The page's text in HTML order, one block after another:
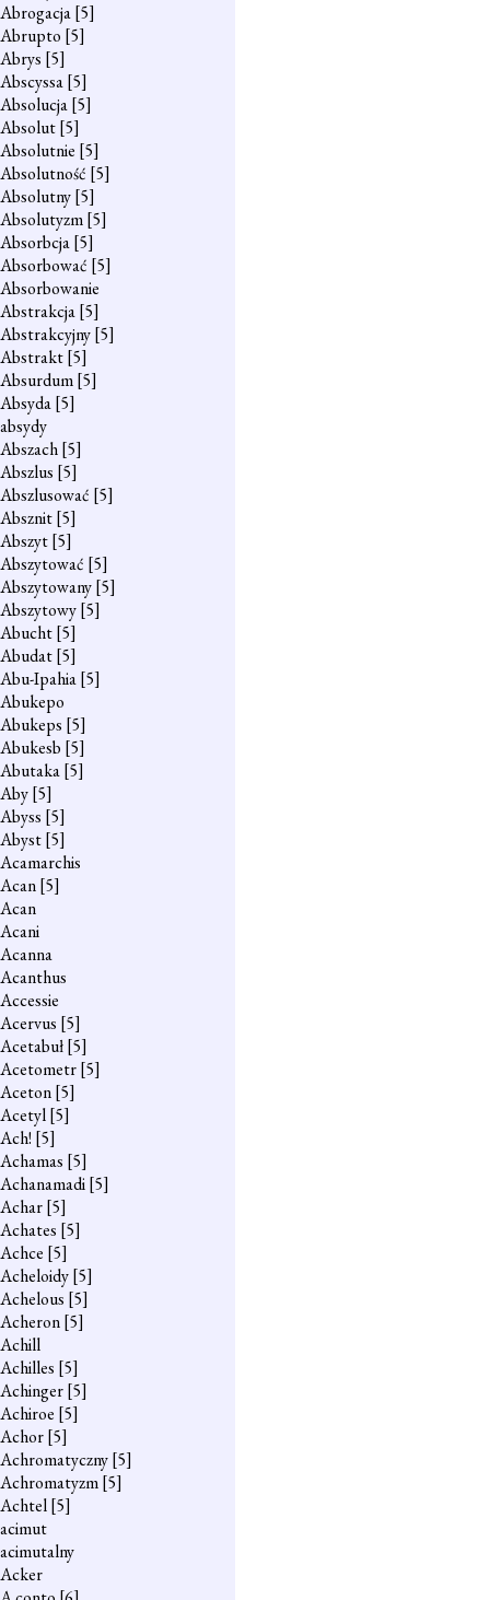
Abrogacja[5]
Abrupto [5]
Abrys [5]
Abscyssa[5]
Absolucja[5]
Absolut[5]
Absolutnie [5]
Absolutność [5]
Absolutny[5]
Absolutyzm[5]
Absorbcja[5]
Absorbować [5]
Absorbowanie
Abstrakcja[5]
Abstrakcyjny[5]
Abstrakt[5]
Absurdum[5]
Absyda[5]
absydy
Abszach[5]
Abszlus [5]
Abszlusować [5]
Absznit[5]
Abszyt[5]
Abszytować [5]
Abszytowany[5]
Abszytowy[5]
Abucht[5]
Abudat[5]
Abu-Ipahia[5]
Abukepo
Abukeps [5]
Abukesb [5]
Abutaka[5]
Aby[5]
Abyss [5]
Abyst[5]
Acamarchis
Acan[5]
Acan
Acani
Acanna
Acanthus
Accessie
Acervus [5]
Acetabuł[5]
Acetometr[5]
Aceton[5]
Acetyl[5]
Ach! [5]
Achamas [5]
Achanamadi[5]
Achar[5]
Achates [5]
Achce [5]
Acheloidy[5]
Achelous [5]
Acheron[5]
Achill
Achilles [5]
Achinger[5]
Achiroe [5]
Achor[5]
Achromatyczny[5]
Achromatyzm[5]
Achtel[5]
acimut
acimutalny
Acker